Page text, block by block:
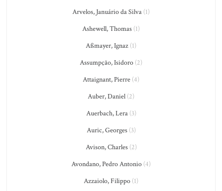
Arvelos, Januário da Silva (1)
Ashewell, Thomas (1)
Aßmayer, Ignaz (1)
Assumpção, Isidoro (2)
Attaignant, Pierre (4)
Auber, Daniel (2)
Auerbach, Lera(3)
Auric, Georges(3)
Avison, Charles(2)
Avondano, Pedro Antonio (4)
Azzaiolo, Filippo (1)